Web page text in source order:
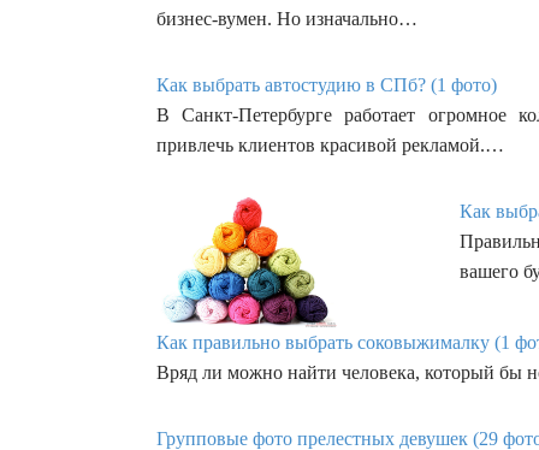
бизнес-вумен. Но изначально…
Как выбрать автостудию в СПб? (1 фото)
В Санкт-Петербурге работает огромное
привлечь клиентов красивой рекламой.…
Как
вашего
Как правильно выбрать соковыжималку (1
Вряд ли можно найти человека, который бы
Групповые фото прелестных девушек (29